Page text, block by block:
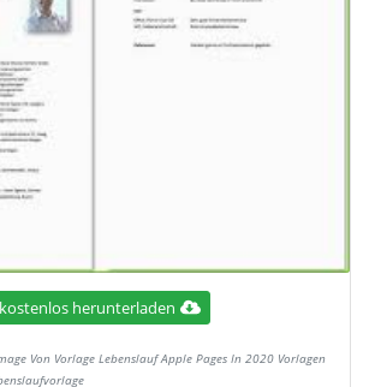
kostenlos herunterladen
Von Vorlage Lebenslauf Apple Pages In 2020 Vorlagen